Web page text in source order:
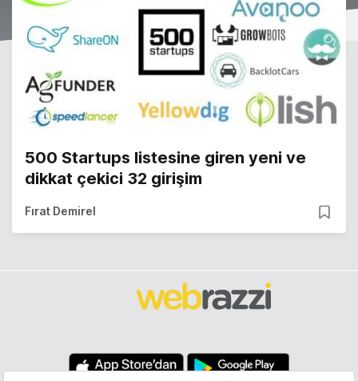
500 Startups listesine giren yeni ve
dikkat çekici 32 girişim
Fırat Demirel